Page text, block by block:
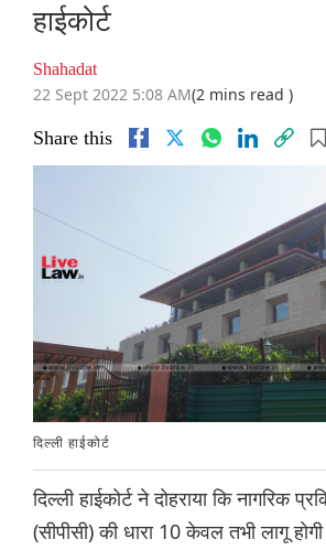
हाईकोर्ट
Shahadat
22 Sept 2022 5:08 AM(2 mins read )
Share this
दिल्ली हाईकोर्ट
दिल्ली हाईकोर्ट ने दोहराया कि नागरिक
(सीपीसी) की धारा 10 केवल तभी लागू होगी